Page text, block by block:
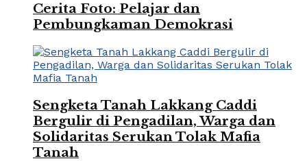
Cerita Foto: Pelajar dan
Pembungkaman Demokrasi
Sengketa Tanah Lakkang Caddi
Bergulir di Pengadilan, Warga dan
Solidaritas Serukan Tolak Mafia
Tanah